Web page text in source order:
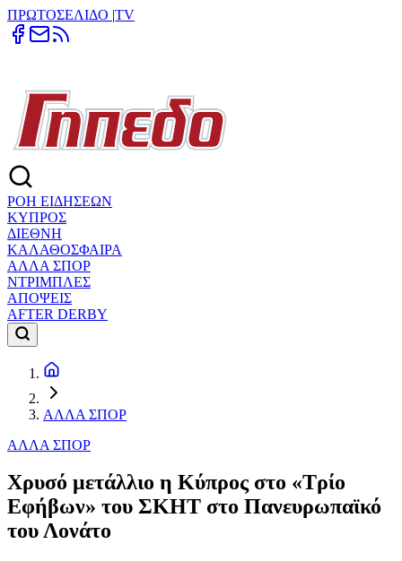
ΠΡΩΤΟΣΕΛΙΔΟ |TV
ΡΟΗ ΕΙΔΗΣΕΩΝ
ΚΥΠΡΟΣ
ΔΙΕΘΝΗ
ΚΑΛΑΘΟΣΦΑΙΡΑ
ΑΛΛΑ ΣΠΟΡ
ΝΤΡΙΜΠΛΕΣ
ΑΠΟΨΕΙΣ
AFTER DERBY
ΑΛΛΑ ΣΠΟΡ
ΑΛΛΑ ΣΠΟΡ
Χρυσό μετάλλιο η Κύπρος στο «Τρίο
Εφήβων» του ΣΚΗΤ στο Πανευρωπαϊκό
του Λονάτο